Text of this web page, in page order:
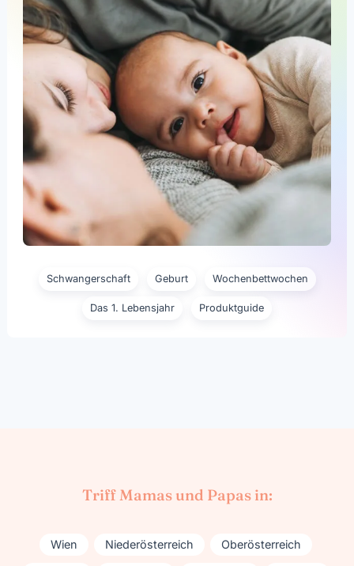
Schwangerschaft Geburt Wochenbettwochen
Das 1. Lebensjahr Produktguide
Triff Mamas und Papas in:
Wien Niederösterreich Oberösterreich